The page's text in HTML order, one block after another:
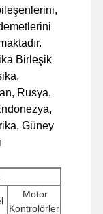
Birleşik
Rusya,
Güney
Motor
Kontrolörleri